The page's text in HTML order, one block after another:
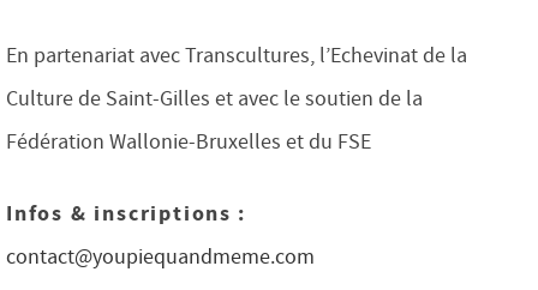
En partenariat avec Transcultures, l’Echevinat de la
Culture de Saint-Gilles et avec le soutien de la
Fédération Wallonie-Bruxelles et du FSE
Infos & inscriptions :
contact@youpiequandmeme.com